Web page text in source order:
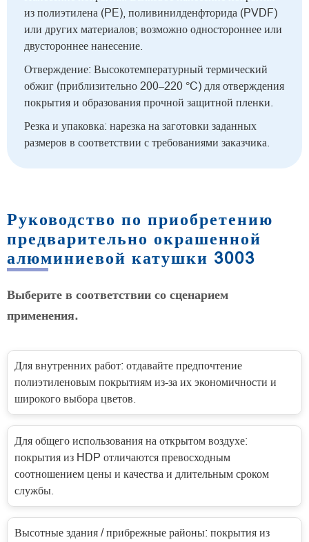
из полиэтилена (PE), поливинилденфторида (PVDF)
или других материалов; возможно одностороннее или
двустороннее нанесение.
Отверждение: Высокотемпературный термический
обжиг (приблизительно 200–220 °C) для отверждения
покрытия и образования прочной защитной пленки.
Резка и упаковка: нарезка на заготовки заданных
размеров в соответствии с требованиями заказчика.
Руководство по приобретению
предварительно окрашенной
алюминиевой катушки 3003
Выберите в соответствии со сценарием
применения.
Для внутренних работ: отдавайте предпочтение
полиэтиленовым покрытиям из-за их экономичности и
широкого выбора цветов.
Для общего использования на открытом воздухе:
покрытия из HDP отличаются превосходным
соотношением цены и качества и длительным сроком
службы.
Высотные здания / прибрежные районы: покрытия из